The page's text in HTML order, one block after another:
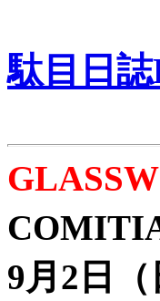
駄目日誌
9月2日